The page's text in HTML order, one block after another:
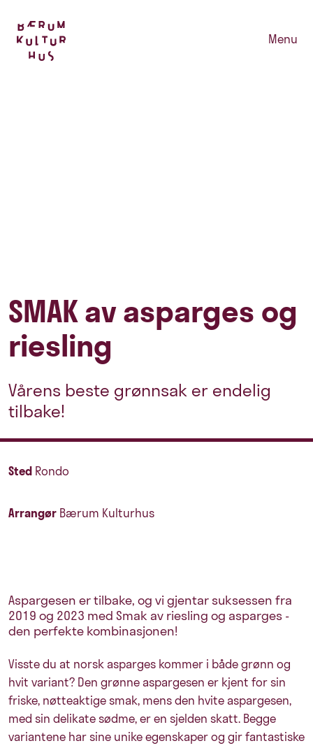
Menu
SMAK av asparges og
riesling
Vårens beste grønnsak er endelig
tilbake!
Sted Rondo
Arrangør Bærum Kulturhus
Aspargesen er tilbake, og vi gjentar suksessen fra
2019 og 2023 med Smak av riesling og asparges -
den perfekte kombinasjonen!
Visste du at norsk asparges kommer i både grønn og
hvit variant? Den grønne aspargesen er kjent for sin
friske, nøtteaktige smak, mens den hvite aspargesen,
med sin delikate sødme, er en sjelden skatt. Begge
variantene har sine unike egenskaper og gir fantastiske